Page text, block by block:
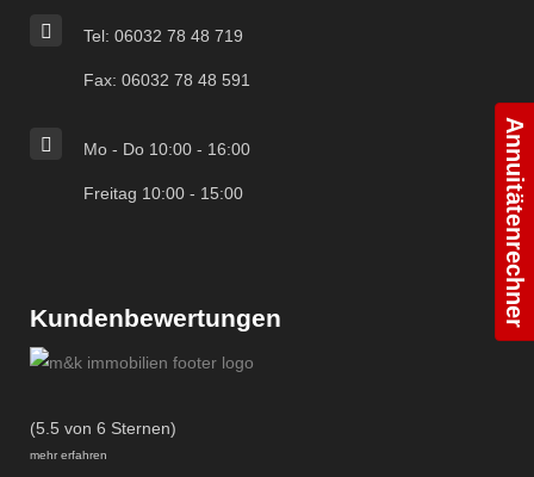
Tel: 06032 78 48 719
Fax: 06032 78 48 591
Mo - Do 10:00 - 16:00
Freitag 10:00 - 15:00
Kundenbewertungen
(5.5 von 6 Sternen)
mehr erfahren
Annuitätenrechner